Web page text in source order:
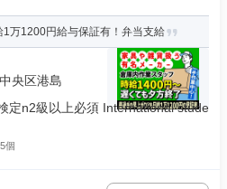
万1200円給与保証有！弁当支給
央区港島
定n2級以上必須 International stude
個